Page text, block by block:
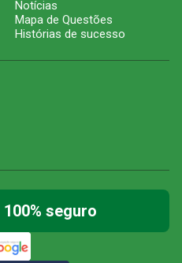
Notícias
Mapa de Questões
Histórias de sucesso
100% seguro